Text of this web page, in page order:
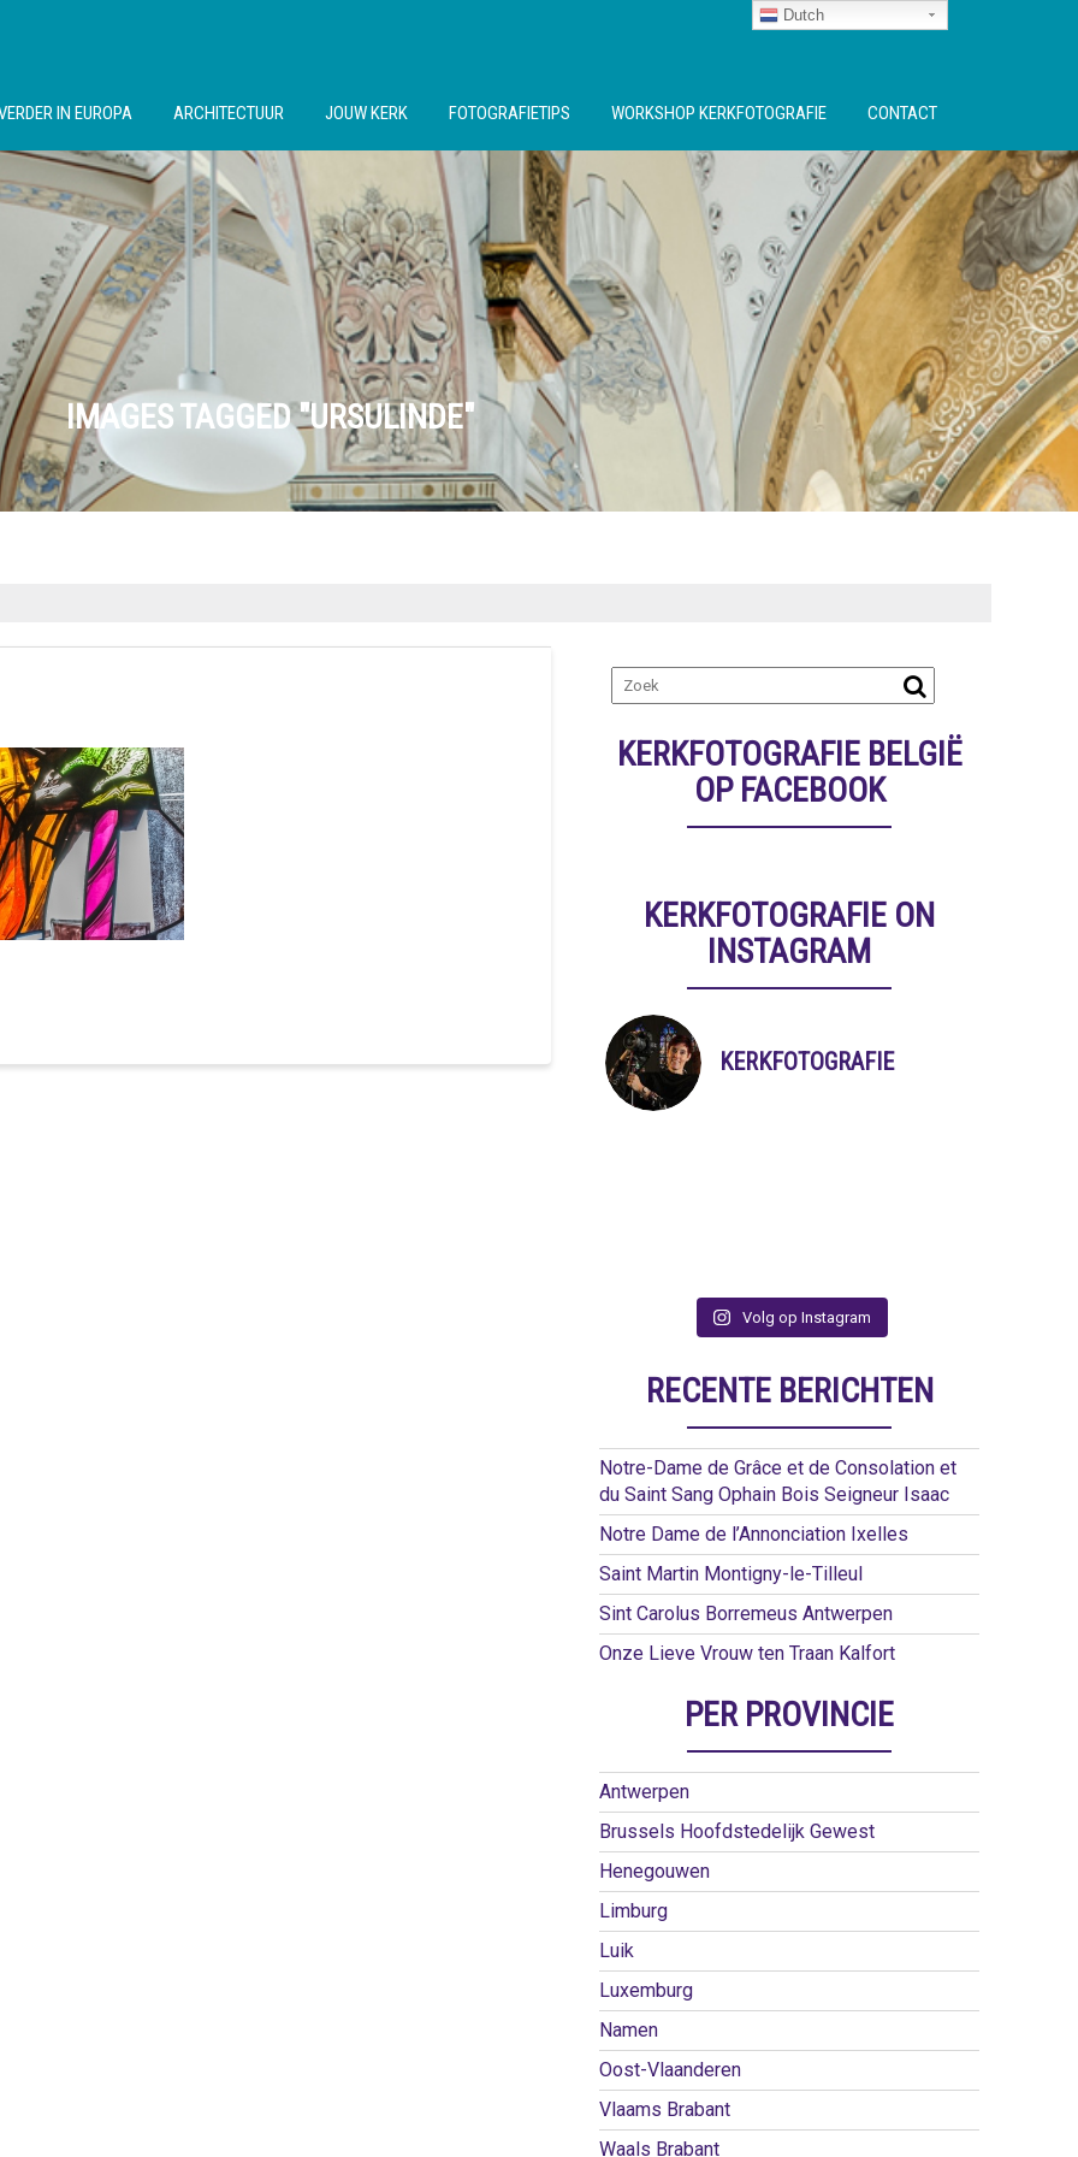
IN EUROPA ARCHITECTUUR JOUW KERK FOTOGRAFIETIPS WORKSHOP KERKFOTOGRAFIE CONTACT
IMAGES TAGGED "URSULINDE"
KERKFOTOGRAFIE BELGIË
OP FACEBOOK
KERKFOTOGRAFIE ON
INSTAGRAM
KERKFOTOGRAFIE
Volg op Instagram
RECENTE BERICHTEN
Notre-Dame de Grâce et de Consolation et
du Saint Sang Ophain Bois Seigneur Isaac
Notre Dame de l’Annonciation Ixelles
Saint Martin Montigny-le-Tilleul
Sint Carolus Borremeus Antwerpen
Onze Lieve Vrouw ten Traan Kalfort
PER PROVINCIE
Antwerpen
Brussels Hoofdstedelijk Gewest
Henegouwen
Limburg
Luik
Luxemburg
Namen
Oost-Vlaanderen
Vlaams Brabant
Waals Brabant
Dutch